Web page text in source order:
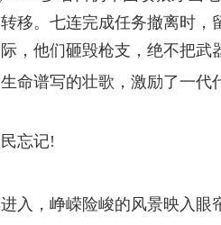
移。七连完成任务撤离时
，他们砸毁枪支，绝不把
谱写的壮歌，激励了一代
忘记!
，峥嵘险峻的风景映入眼